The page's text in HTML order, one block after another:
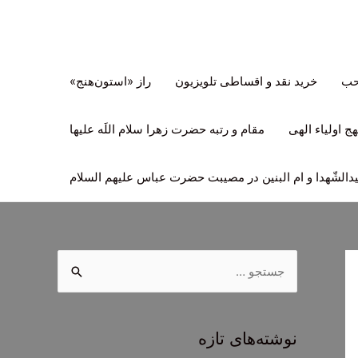
خرید نقد و اقساطی تلویزیون راز «استون‌هنج»
اولیاء الهی مقام و رتبه حضرت زهرا سلام اللَه علیها
و ام البنین در مصیبت حضرت عباس علیهم السلام
جنوشته‌های تازه